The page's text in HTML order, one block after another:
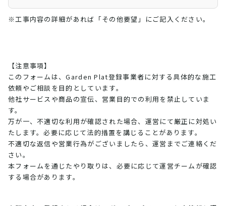
※工事内容の詳細があれば「その他要望」にご記入ください。
【注意事項】
このフォームは、Garden Plat登録事業者に対する具体的な施工
依頼やご相談を目的としています。
他社サービスや商品の宣伝、営業目的での利用を禁止していま
す。
万が一、不適切な利用が確認された場合、運営にて厳正に対処い
たします。必要に応じて法的措置を講じることがあります。
不適切な返信や営業行為がございましたら、運営までご連絡くだ
さい。
本フォームを通じたやり取りは、必要に応じて運営チームが確認
する場合があります。